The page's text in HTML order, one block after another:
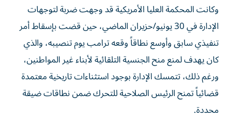
وكانت المحكمة العليا الأمريكية قد وجهت ضربة لتوجهات
الإدارة في 30 يونيو/حزيران الماضي، حين قضت بإسقاط أمر
تنفيذي سابق وأوسع نطاقاً وقعه ترامب يوم تنصيبه، والذي
كان يهدف لمنع منح الجنسية التلقائية لأبناء غير المواطنين،
ورغم ذلك، تتمسك الإدارة بوجود استثناءات تاريخية معتمدة
قضائياً تمنح الرئيس الصلاحية للتحرك ضمن نطاقات ضيقة
محددة.